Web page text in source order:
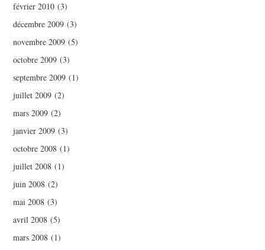
février 2010 (3)
décembre 2009 (3)
novembre 2009 (5)
octobre 2009 (3)
septembre 2009 (1)
juillet 2009 (2)
mars 2009 (2)
janvier 2009 (3)
octobre 2008 (1)
juillet 2008 (1)
juin 2008 (2)
mai 2008 (3)
avril 2008 (5)
mars 2008 (1)